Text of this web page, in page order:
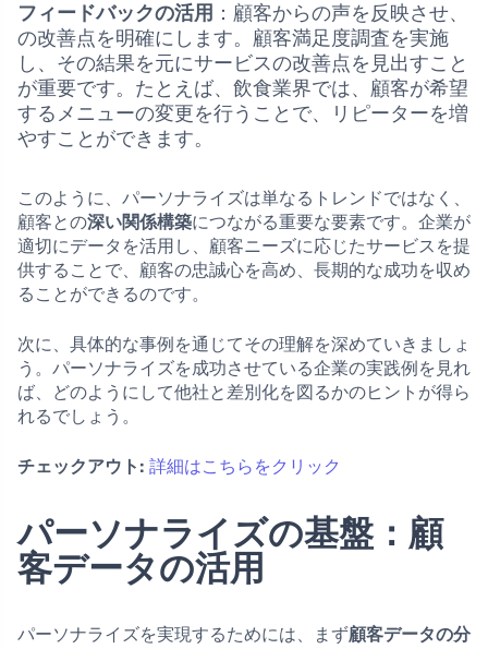
フィードバックの活用 ：顧客からの声を反映させ、
の改善点を明確にします。顧客満足度調査を実施
し、その結果を元にサービスの改善点を見出すこと
が重要です。たとえば、飲食業界では、顧客が希望
するメニューの変更を行うことで、リピーターを増
やすことができます。
このように、パーソナライズは単なるトレンドではなく、
顧客との深い関係構築につながる重要な要素です。企業が
適切にデータを活用し、顧客ニーズに応じたサービスを提
供することで、顧客の忠誠心を高め、長期的な成功を収め
ることができるのです。
次に、具体的な事例を通じてその理解を深めていきましょ
う。パーソナライズを成功させている企業の実践例を見れ
ば、どのようにして他社と差別化を図るかのヒントが得ら
れるでしょう。
チェックアウト: 詳細はこちらをクリック
パーソナライズの基盤：顧
客データの活用
パーソナライズを実現するためには、まず顧客データの分